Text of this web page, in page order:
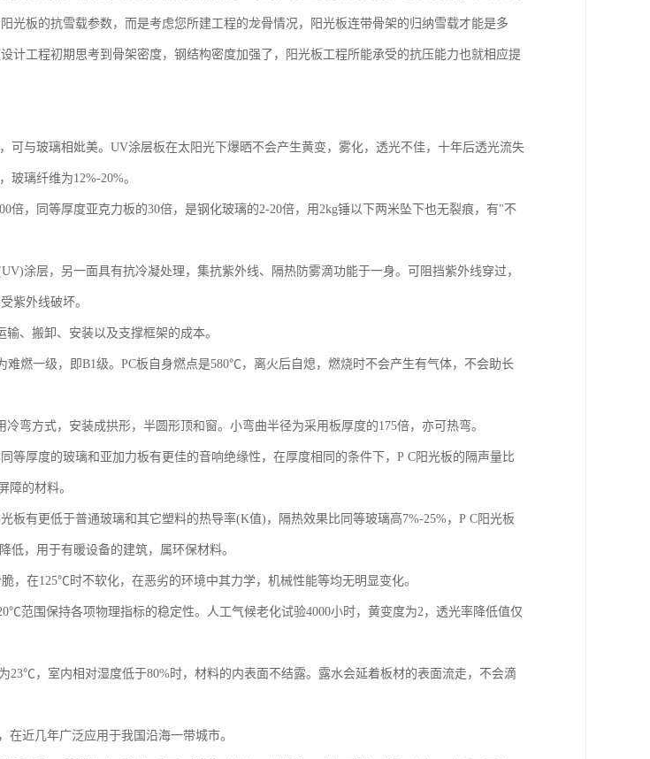
光板的抗雪载参数，而是考虑您所建工程的龙骨情况，阳光板连带骨架的归纳雪载才能是多
计工程初期思考到骨架密度，钢结构密度加强了，阳光板工程所能承受的抗压能力也就相应提
可与玻璃相妣美。UV涂层板在太阳光下爆晒不会产生黄变，雾化，透光不佳，十年后透光流失
玻璃纤维为12%-20%。
倍，同等厚度亚克力板的30倍，是钢化玻璃的2-20倍，用2kg锤以下两米坠下也无裂痕，有"不
涂层，另一面具有抗冷凝处理，集抗紫外线、隔热防雾滴功能于一身。可阻挡紫外线穿过，
紫外线破坏。
、搬卸、安装以及支撑框架的成本。
难燃一级，即B1级。PC板自身燃点是580℃，离火后自熄，燃烧时不会产生有气体，不会助长
弯方式，安装成拱形，半圆形顶和窗。小弯曲半径为采用板厚度的175倍，亦可热弯。
等厚度的玻璃和亚加力板有更佳的音响绝缘性，在厚度相同的条件下，P C阳光板的隔声量比
障的材料。
板有更低于普通玻璃和其它塑料的热导率(K值)，隔热效果比同等玻璃高7%-25%，P C阳光板
低，用于有暖设备的建筑，属环保材料。
，在125℃时不软化，在恶劣的环境中其力学，机械性能等均无明显变化。
范围保持各项物理指标的稳定性。人工气候老化试验4000小时，黄变度为2，透光率降低值仅
23℃，室内相对湿度低于80%时，材料的内表面不结露。露水会延着板材的表面流走，不会滴
近几年广泛应用于我国沿海一带城市。